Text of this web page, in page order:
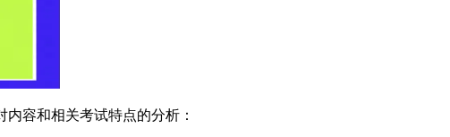
内容和相关考试特点的分析：